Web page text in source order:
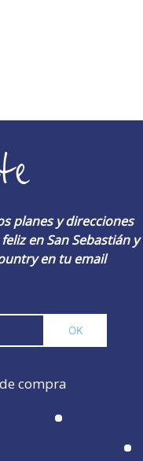
planes y direcciones
en San Sebastián y
en tu email
compra